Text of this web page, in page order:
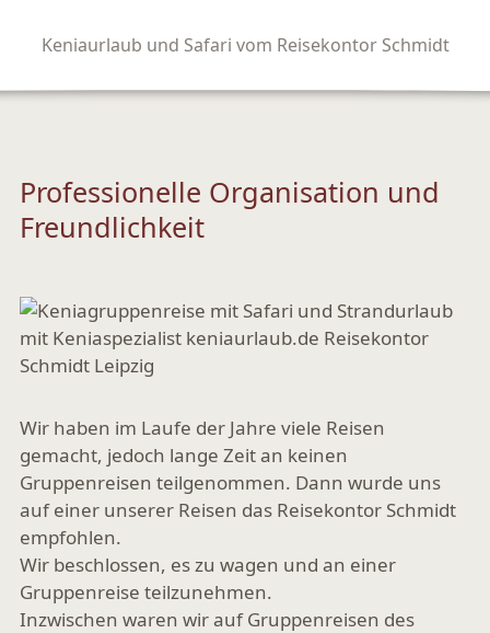
Keniaurlaub und Safari vom Reisekontor Schmidt
Professionelle Organisation und
Freundlichkeit
Wir haben im Laufe der Jahre viele Reisen
gemacht, jedoch lange Zeit an keinen
Gruppenreisen teilgenommen. Dann wurde uns
auf einer unserer Reisen das Reisekontor Schmidt
empfohlen.
Wir beschlossen, es zu wagen und an einer
Gruppenreise teilzunehmen.
Inzwischen waren wir auf Gruppenreisen des